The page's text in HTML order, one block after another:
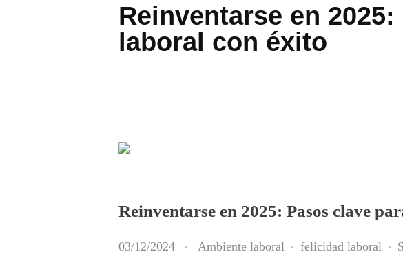
Reinventarse en
laboral con éxito
Reinventarse en 2025: Pasos clave
03/12/2024 Ambiente laboral felicidad laboral